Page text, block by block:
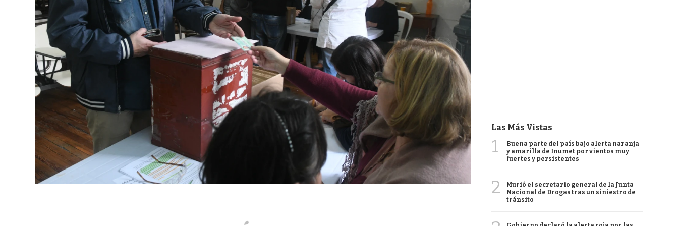
Las Más Vistas
1
Buena parte del país bajo alerta naranja
y amarilla de Inumet por vientos muy
fuertes y persistentes
2
Murió el secretario general de la Junta
Nacional de Drogas tras un siniestro de
tránsito